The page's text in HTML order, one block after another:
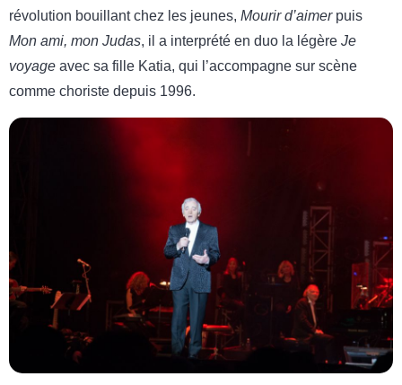
révolution bouillant chez les jeunes, Mourir d’aimerpuis
Mon ami, mon Judas, il a interprété en duo la légère Je
voyage avec sa fille Katia, qui l’accompagne sur scène
comme choriste depuis 1996.